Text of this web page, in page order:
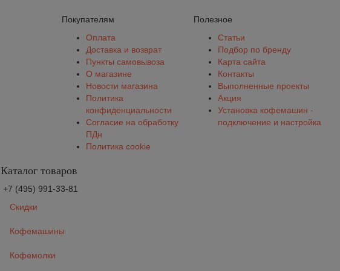
Покупателям
Оплата
Доставка и возврат
Пункты самовывоза
О магазине
Новости магазина
Политика
конфиденциальности
Согласие на обработку
ПДн
Политика cookie
Полезное
Статьи
Подбор по бренду
Карта сайта
Контакты
Выполненные проекты
Акция
Установка кофемашин -
подключение и настройка
Каталог товаров
+7 (495) 991-33-81
Скидки
Кофемашины
Кофемолки